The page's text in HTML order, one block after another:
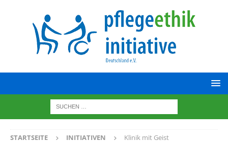
STARTSEITE INITIATIVEN Klinik mit Geist